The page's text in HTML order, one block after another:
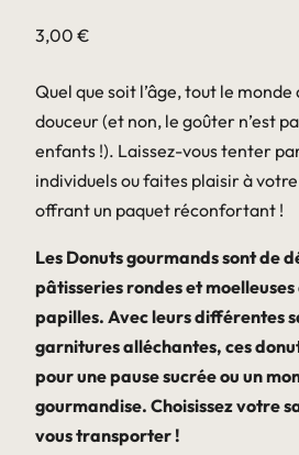
3,00 €
Quel que soit l’âge, tout le monde
douceur (et non, le goûter n’est
enfants !). Laissez-vous tenter
individuels ou faites plaisir à
offrant un paquet réconfortant !
Les Donuts gourmands sont de
pâtisseries rondes et
papilles. Avec leurs différentes
garnitures alléchantes, ces
pour une pause sucrée ou un
gourmandise. Choisissez votre
vous transporter !